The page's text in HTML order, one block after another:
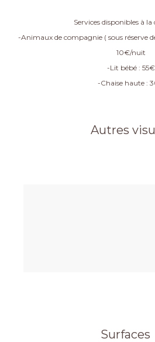
Services disponibles à la
-Animaux de compagnie ( sous réserve
10€/nuit
-Lit bébé : 55€
-Chaise haute :
Autres
Surfaces